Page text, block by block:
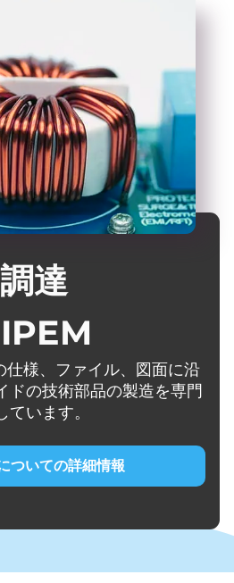
調達
仕様、ファイル、図面に沿
ドの技術部品の製造を専門
ています。
ついての詳細情報